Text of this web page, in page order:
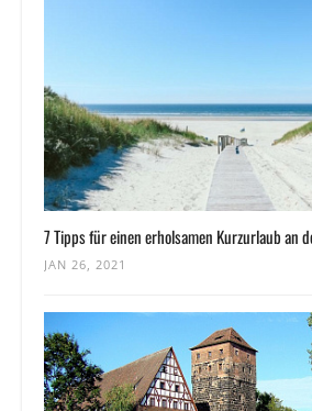
7 Tipps für einen erholsamen Kurzurlaub an
JAN 26, 2021